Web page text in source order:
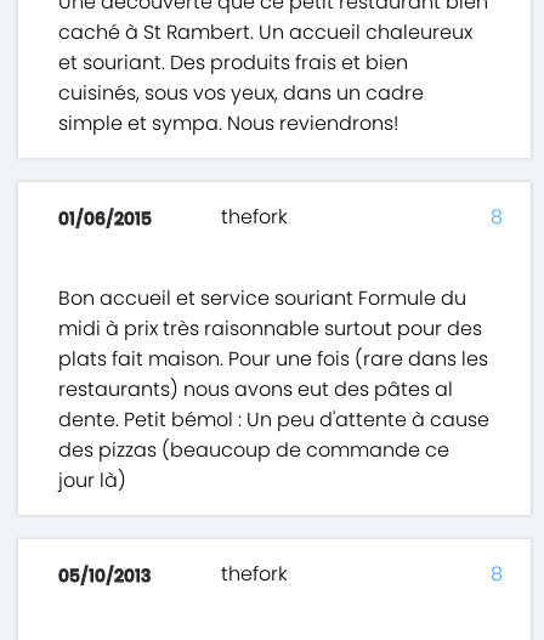
caché à St Rambert. Un accueil chaleureux
et souriant. Des produits frais et bien
cuisinés, sous vos yeux, dans un cadre
simple et sympa. Nous reviendrons!
01/06/2015 thefork
Bon accueil et service souriant Formule du
midi à prix très raisonnable surtout pour des
plats fait maison. Pour une fois (rare dans les
restaurants) nous avons eut des pâtes al
dente. Petit bémol : Un peu d'attente à cause
des pizzas (beaucoup de commande ce
jour là)
8
05/10/2013 thefork 8